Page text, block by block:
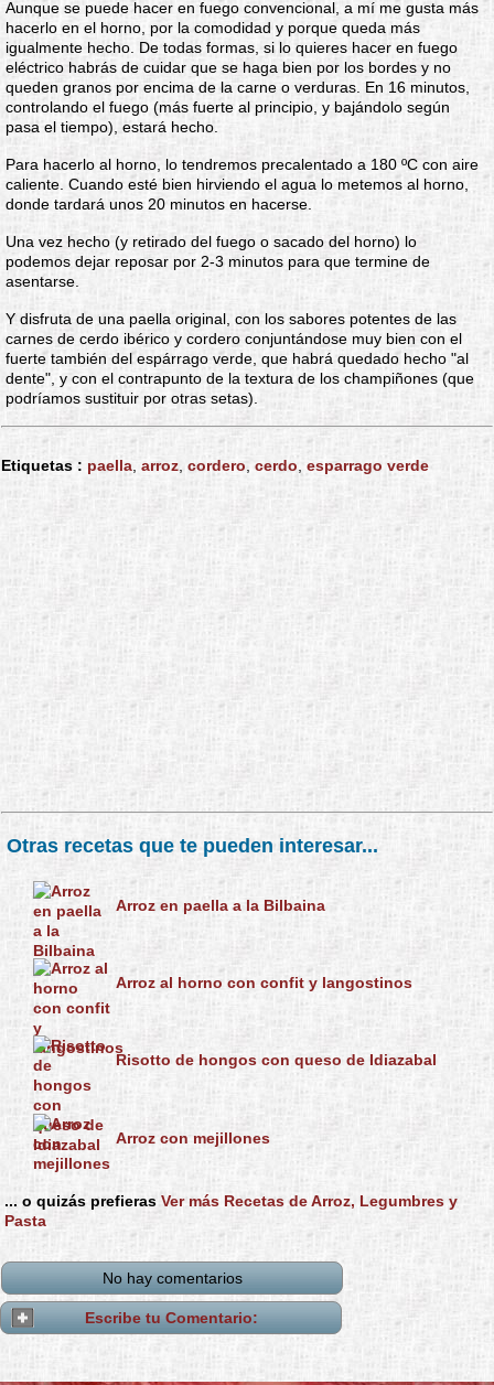
Aunque se puede hacer en fuego convencional, a mí me gusta más
hacerlo en el horno, por la comodidad y porque queda más
igualmente hecho. De todas formas, si lo quieres hacer en fuego
eléctrico habrás de cuidar que se haga bien por los bordes y no
queden granos por encima de la carne o verduras. En 16 minutos,
controlando el fuego (más fuerte al principio, y bajándolo según
pasa el tiempo), estará hecho.
Para hacerlo al horno, lo tendremos precalentado a 180 ºC con aire
caliente. Cuando esté bien hirviendo el agua lo metemos al horno,
donde tardará unos 20 minutos en hacerse.
Una vez hecho (y retirado del fuego o sacado del horno) lo
podemos dejar reposar por 2-3 minutos para que termine de
asentarse.
Y disfruta de una paella original, con los sabores potentes de las
carnes de cerdo ibérico y cordero conjuntándose muy bien con el
fuerte también del espárrago verde, que habrá quedado hecho "al
dente", y con el contrapunto de la textura de los champiñones (que
podríamos sustituir por otras setas).
Etiquetas : paella arroz cordero cerdo esparrago verde
Otras recetas que te pueden interesar...
Arroz en paella a la Bilbaina
Arroz al horno con confit y langostinos
Risotto de hongos con queso de Idiazabal
Arroz con mejillones
... o quizás prefieras Ver más Recetas de Arroz, Legumbres y
Pasta
No hay comentarios
Escribe tu Comentario: